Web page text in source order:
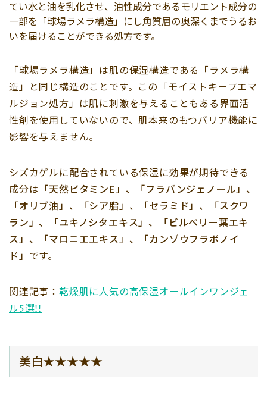
てい水と油を乳化させ、油性成分であるモリエント成分の
一部を「球場ラメラ構造」にし角質層の奥深くまでうるお
いを届けることができる処方です。
「球場ラメラ構造」は肌の保湿構造である「ラメラ構
造」と同じ構造のことです。この「モイストキープエマ
ルジョン処方」は肌に刺激を与えることもある界面活
性剤を使用していないので、肌本来のもつバリア機能に
影響を与えません。
シズカゲルに配合されている保湿に効果が期待できる
成分は 「天然ビタミンE」、「フラバンジェノール」、
「オリブ油」、「シア脂」、「セラミド」、「スクワ
ラン」、「ユキノシタエキス」、「ビルベリー葉エキ
ス」、「マロニエエキス」、「カンゾウフラボノイ
ド」 です。
関連記事： 乾燥肌に人気の高保湿オールインワンジェ
ル5選!!
美白★★★★★